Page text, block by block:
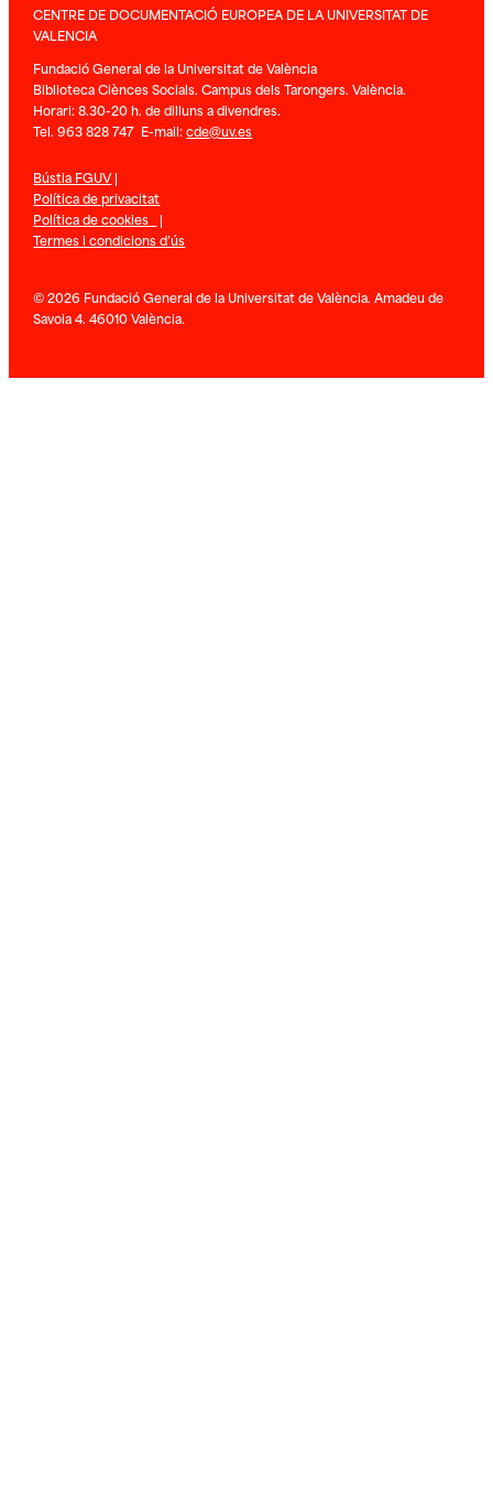
CENTRE DE DOCUMENTACIÓ EUROPEA DE LA UNIVERSITAT DE
VALENCIA
Fundació General de la Universitat de València
Biblioteca Ciènces Socials. Campus dels Tarongers. València.
Horari: 8.30-20 h. de dilluns a divendres.
Tel. 963 828 747 E-mail:cde@uv.es
Bústia FGUV|
Política de privacitat
Política de cookies |
Termes i condicions d’ús
© 2026 Fundació General de la Universitat de València. Amadeu de
Savoia 4. 46010 València.